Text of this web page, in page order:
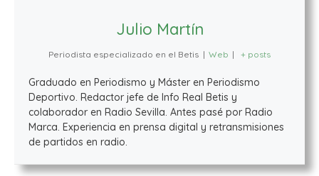
Julio Martín
Periodista especializado en el Betis | Web | + posts
Graduado en Periodismo y Máster en Periodismo
Deportivo. Redactor jefe de Info Real Betis y
colaborador en Radio Sevilla. Antes pasé por Radio
Marca. Experiencia en prensa digital y retransmisiones
de partidos en radio.